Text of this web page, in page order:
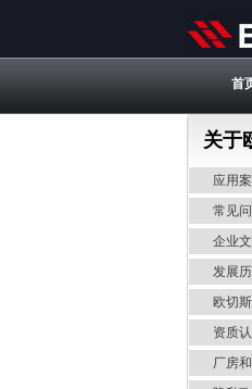
首
关于
应用
常见
企业
发展
欧切
资质
厂房